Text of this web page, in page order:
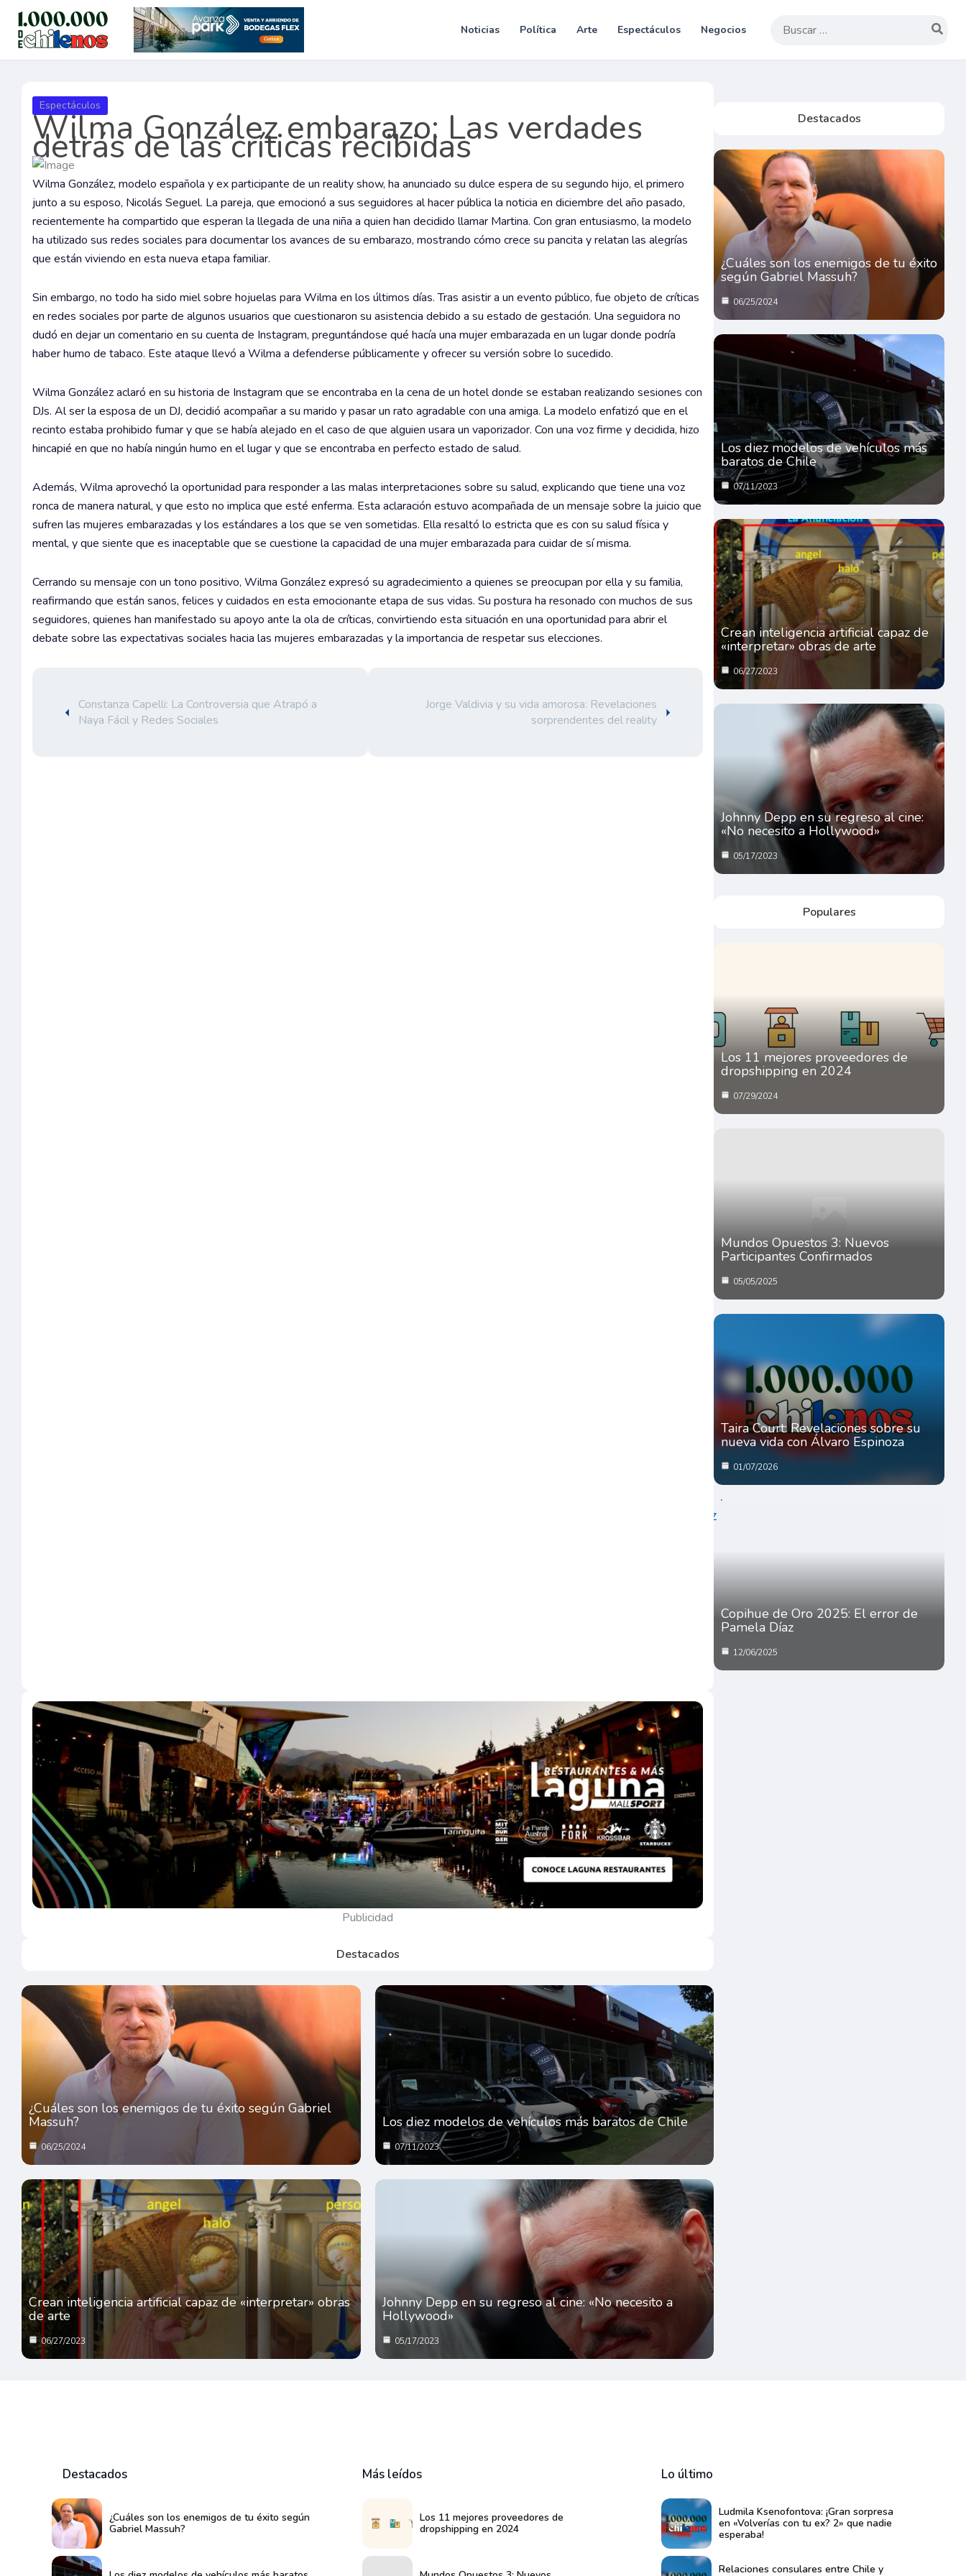
contenido
Noticias Política Arte Espectáculos Negocios
Buscar
por:
Espectáculos
Wilma González embarazo: Las verdades
detrás de las críticas recibidas
Wilma González, modelo española y ex participante de un reality show, ha anunciado su dulce espera de su segundo hijo, el primero
junto a su esposo, Nicolás Seguel. La pareja, que emocionó a sus seguidores al hacer pública la noticia en diciembre del año pasado,
recientemente ha compartido que esperan la llegada de una niña a quien han decidido llamar Martina. Con gran entusiasmo, la modelo
ha utilizado sus redes sociales para documentar los avances de su embarazo, mostrando cómo crece su pancita y relatan las alegrías
que están viviendo en esta nueva etapa familiar.
Sin embargo, no todo ha sido miel sobre hojuelas para Wilma en los últimos días. Tras asistir a un evento público, fue objeto de críticas
en redes sociales por parte de algunos usuarios que cuestionaron su asistencia debido a su estado de gestación. Una seguidora no
dudó en dejar un comentario en su cuenta de Instagram, preguntándose qué hacía una mujer embarazada en un lugar donde podría
haber humo de tabaco. Este ataque llevó a Wilma a defenderse públicamente y ofrecer su versión sobre lo sucedido.
Wilma González aclaró en su historia de Instagram que se encontraba en la cena de un hotel donde se estaban realizando sesiones con
DJs. Al ser la esposa de un DJ, decidió acompañar a su marido y pasar un rato agradable con una amiga. La modelo enfatizó que en el
recinto estaba prohibido fumar y que se había alejado en el caso de que alguien usara un vaporizador. Con una voz firme y decidida, hizo
hincapié en que no había ningún humo en el lugar y que se encontraba en perfecto estado de salud.
Además, Wilma aprovechó la oportunidad para responder a las malas interpretaciones sobre su salud, explicando que tiene una voz
ronca de manera natural, y que esto no implica que esté enferma. Esta aclaración estuvo acompañada de un mensaje sobre la juicio que
sufren las mujeres embarazadas y los estándares a los que se ven sometidas. Ella resaltó lo estricta que es con su salud física y
mental, y que siente que es inaceptable que se cuestione la capacidad de una mujer embarazada para cuidar de sí misma.
Cerrando su mensaje con un tono positivo, Wilma González expresó su agradecimiento a quienes se preocupan por ella y su familia,
reafirmando que están sanos, felices y cuidados en esta emocionante etapa de sus vidas. Su postura ha resonado con muchos de sus
seguidores, quienes han manifestado su apoyo ante la ola de críticas, convirtiendo esta situación en una oportunidad para abrir el
debate sobre las expectativas sociales hacia las mujeres embarazadas y la importancia de respetar sus elecciones.
Constanza Capelli: La Controversia que Atrapó a
Naya Fácil y Redes Sociales
Jorge Valdivia y su vida amorosa: Revelaciones
sorprendentes del reality
Destacados
¿Cuáles son los enemigos de tu éxito
según Gabriel Massuh?
06/25/2024
Los diez modelos de vehículos más
baratos de Chile
07/11/2023
Crean inteligencia artificial capaz de
«interpretar» obras de arte
06/27/2023
Johnny Depp en su regreso al cine:
«No necesito a Hollywood»
05/17/2023
Populares
Los 11 mejores proveedores de
dropshipping en 2024
07/29/2024
Mundos Opuestos 3: Nuevos
Participantes Confirmados
05/05/2025
Taira Court: Revelaciones sobre su
nueva vida con Álvaro Espinoza
01/07/2026
Copihue de Oro 2025: El error de
Pamela Díaz
12/06/2025
Publicidad
Destacados
¿Cuáles son los enemigos de tu éxito según Gabriel
Massuh?
06/25/2024
Los diez modelos de vehículos más baratos de Chile
07/11/2023
Crean inteligencia artificial capaz de «interpretar» obras
de arte
06/27/2023
Johnny Depp en su regreso al cine: «No necesito a
Hollywood»
05/17/2023
Destacados
¿Cuáles son los enemigos de tu éxito según
Gabriel Massuh?
Más leídos
Los 11 mejores proveedores de
dropshipping en 2024
Lo último
Ludmila Ksenofontova: ¡Gran sorpresa
en «Volverías con tu ex? 2» que nadie
esperaba!
Relaciones consulares entre Chile y